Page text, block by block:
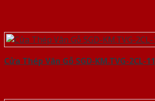
Cửa Thép Vân Gỗ SGD-KM.TVG-2CL-11